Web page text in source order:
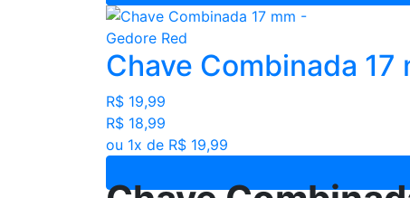
Chave Combinada 17
R$ 19,99
R$ 18,99
ou 1x de R$ 19,99